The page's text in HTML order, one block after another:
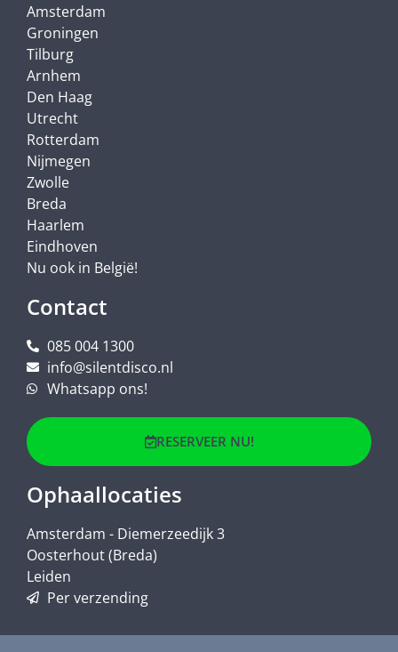
Amsterdam
Groningen
Tilburg
Arnhem
Den Haag
Utrecht
Rotterdam
Nijmegen
Zwolle
Breda
Haarlem
Eindhoven
Nu ook in België!
Contact
085 004 1300
info@silentdisco.nl
Whatsapp ons!
RESERVEER NU!
Ophaallocaties
Amsterdam - Diemerzeedijk 3
Oosterhout (Breda)
Leiden
Per verzending